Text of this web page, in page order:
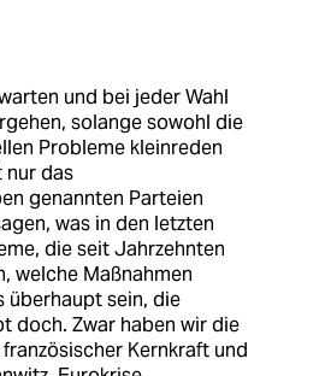
und bei jeder Wahl
solange sowohl die
Probleme kleinreden
nur das
genannten Parteien
was in den letzten
die seit Jahrzehnten
welche Maßnahmen
überhaupt sein, die
doch. Zwar haben wir die
Kernkraft und